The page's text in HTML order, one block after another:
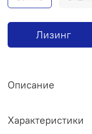
Лизинг
Описание
Характеристики